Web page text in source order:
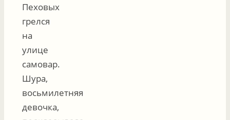
Пеховых
грелся
на
улице
самовар.
Шура,
восьмилетняя
девочка,